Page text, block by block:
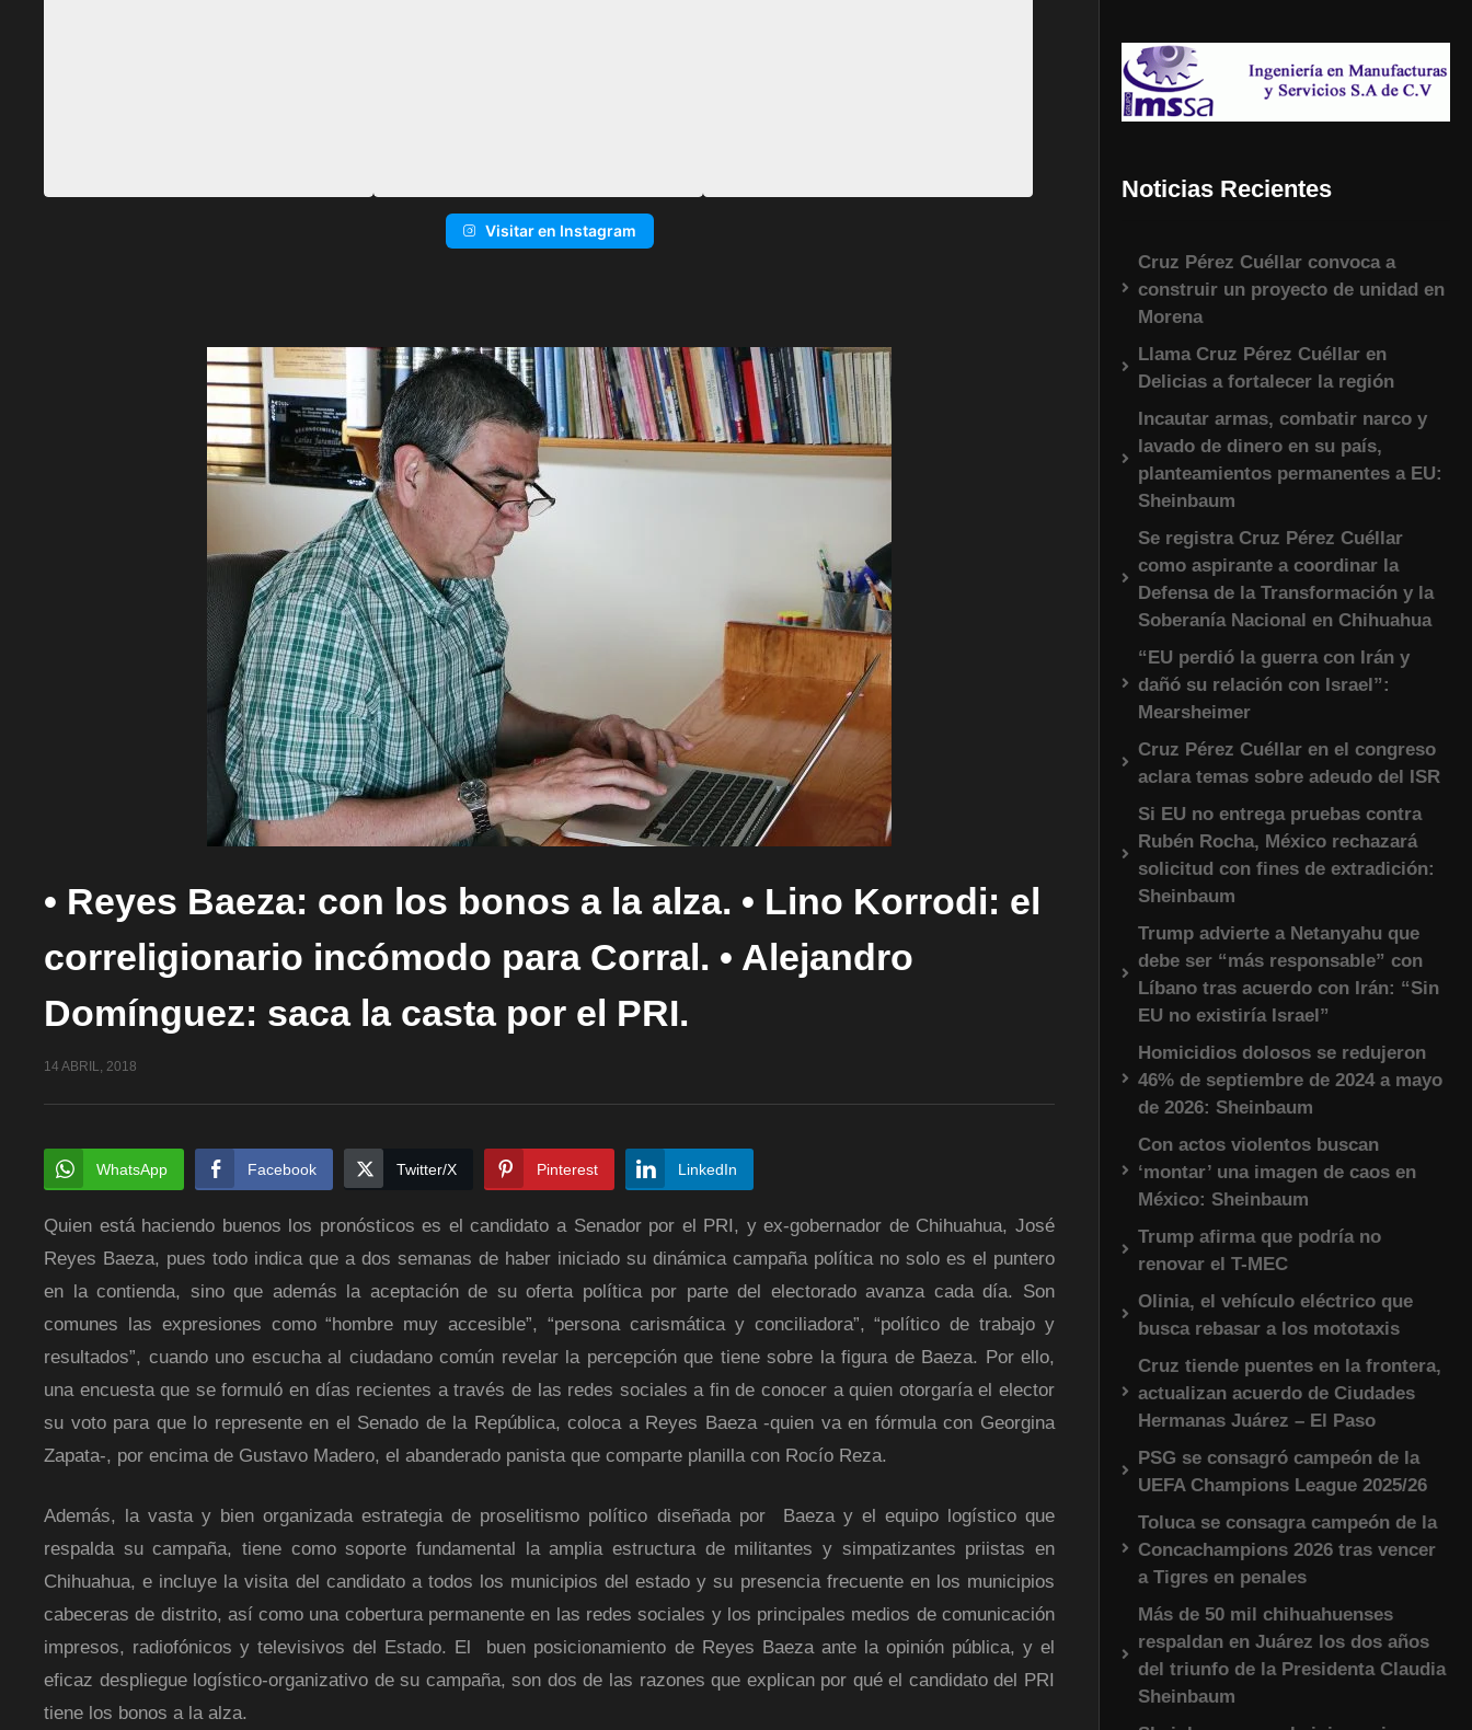
Visitar en Instagram
• Reyes Baeza: con los bonos a la alza. • Lino Korrodi: el
correligionario incómodo para Corral. • Alejandro
Domínguez: saca la casta por el PRI.
14 ABRIL, 2018
WhatsApp Facebook Twitter/X Pinterest LinkedIn
Quien está haciendo buenos los pronósticos es el candidato a Senador por el PRI, y ex-gobernador de Chihuahua, José
Reyes Baeza, pues todo indica que a dos semanas de haber iniciado su dinámica campaña política no solo es el puntero
en la contienda, sino que además la aceptación de su oferta política por parte del electorado avanza cada día.
Son
comunes las expresiones como “hombre muy accesible”, “persona carismática y conciliadora”, “político de trabajo y
resultados”, cuando uno escucha al ciudadano común revelar la percepción que tiene sobre la figura de Baeza. Por ello,
una encuesta que se formuló en días recientes a través de las redes sociales a fin de conocer a quien otorgaría el elector
su voto para que lo represente en el Senado de la República, coloca a Reyes Baeza -quien va en fórmula con Georgina
Zapata-, por encima de Gustavo Madero, el abanderado panista que comparte planilla con Rocío Reza.
Además, la vasta y bien organizada estrategia de proselitismo político diseñada por Baeza y el equipo logístico que
respalda su campaña, tiene como soporte fundamental la amplia estructura de militantes y simpatizantes priistas en
Chihuahua, e incluye la visita del candidato a todos los municipios del estado y su presencia frecuente en los municipios
cabeceras de distrito, así como una cobertura permanente en las redes sociales y los principales medios de comunicación
impresos, radiofónicos y televisivos del Estado. El buen posicionamiento de Reyes Baeza ante la opinión pública, y el
eficaz despliegue logístico-organizativo de su campaña, son dos de las razones que explican por qué el candidato del PRI
tiene los bonos a la alza.
Noticias Recientes
Cruz Pérez Cuéllar convoca a
construir un proyecto de unidad en
Morena
Llama Cruz Pérez Cuéllar en
Delicias a fortalecer la región
Incautar armas, combatir narco y
lavado de dinero en su país,
planteamientos permanentes a EU:
Sheinbaum
Se registra Cruz Pérez Cuéllar
como aspirante a coordinar la
Defensa de la Transformación y la
Soberanía Nacional en Chihuahua
“EU perdió la guerra con Irán y
dañó su relación con Israel”:
Mearsheimer
Cruz Pérez Cuéllar en el congreso
aclara temas sobre adeudo del ISR
Si EU no entrega pruebas contra
Rubén Rocha, México rechazará
solicitud con fines de extradición:
Sheinbaum
Trump advierte a Netanyahu que
debe ser “más responsable” con
Líbano tras acuerdo con Irán: “Sin
EU no existiría Israel”
Homicidios dolosos se redujeron
46% de septiembre de 2024 a mayo
de 2026: Sheinbaum
Con actos violentos buscan
‘montar’ una imagen de caos en
México: Sheinbaum
Trump afirma que podría no
renovar el T-MEC
Olinia, el vehículo eléctrico que
busca rebasar a los mototaxis
Cruz tiende puentes en la frontera,
actualizan acuerdo de Ciudades
Hermanas Juárez – El Paso
PSG se consagró campeón de la
UEFA Champions League 2025/26
Toluca se consagra campeón de la
Concachampions 2026 tras vencer
a Tigres en penales
Más de 50 mil chihuahuenses
respaldan en Juárez los dos años
del triunfo de la Presidenta Claudia
Sheinbaum